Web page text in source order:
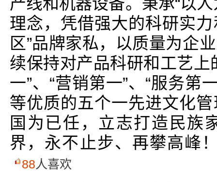
理念，凭借强大的科研实
区”品牌家私，以质量为企
续保持对产品科研和工艺上
一”、“营销第一”、“服务第
等优质的五个一先进文化
国为已任，立志打造民族
界，永不止步、再攀高峰
88人喜欢